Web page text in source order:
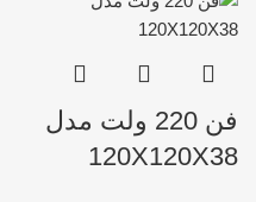
فن 220 ولت مدل
120X120X38